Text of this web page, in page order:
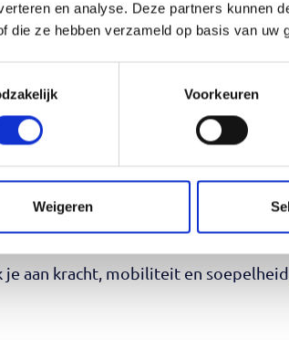
en analyse. Deze partners kunnen
die ze hebben verzameld op basis van uw
Voorkeuren
Weigeren
op ouderen en combineren
augustus en vinden daarna iedere
Court aan de Julianalaan in
begeleidt de groep.
of minder goed mogelijk? Dan
aan kracht, mobiliteit en